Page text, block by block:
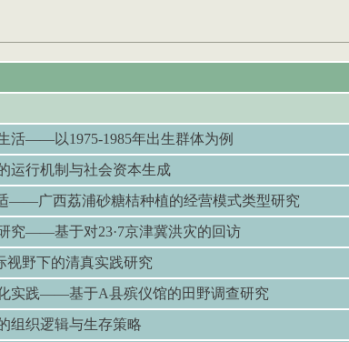
生活——以1975-1985年出生群体为例
运行机制与社会资本生成
——广西荔浦砂糖桔种植的经营模式类型研究
研究——基于对23·7京津冀洪灾的回访
视野下的清真实践研究
化实践——基于A县殡仪馆的田野调查研究
组织逻辑与生存策略